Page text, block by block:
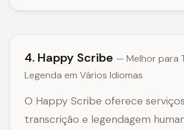
4. Happy Scribe — Melhor para
Legenda em Vários Idiomas
O Happy Scribe oferece
transcrição e legendagem